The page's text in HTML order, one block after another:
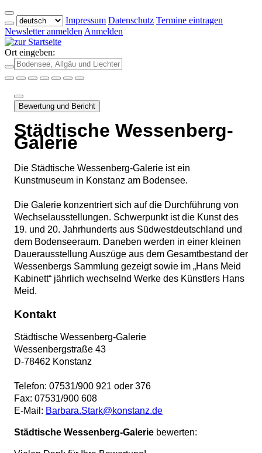
Impressum Datenschutz Termine eintragen
Newsletter anmelden Anmelden
Ort eingeben:
Bewertung und Bericht
Städtische Wessenberg-
Galerie
Die Städtische Wessenberg-Galerie ist ein
Kunstmuseum in Konstanz am Bodensee.
Die Galerie konzentriert sich auf die Durchführung von
Wechselausstellungen. Schwerpunkt ist die Kunst des
19. und 20. Jahrhunderts aus Südwestdeutschland und
dem Bodenseeraum. Daneben werden in einer kleinen
Dauerausstellung Auszüge aus dem Gesamtbestand der
Wessenbergs Sammlung gezeigt sowie im „Hans Meid
Kabinett“ jährlich wechselnd Werke des Künstlers Hans
Meid.
Kontakt
Städtische Wessenberg-Galerie
Wessenbergstraße 43
D-78462 Konstanz
Telefon: 07531/900 921 oder 376
Fax: 07531/900 608
E-Mail: Barbara.Stark@konstanz.de
Städtische Wessenberg-Galerie bewerten: